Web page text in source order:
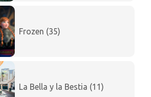
Frozen (35)
La Bella y la Bestia (11)